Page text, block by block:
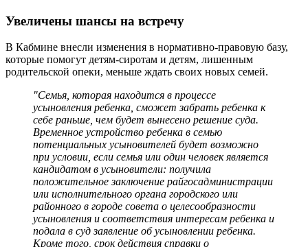
Увеличены шансы на встречу
В Кабмине внесли изменения в нормативно-правовую базу,
которые помогут детям-сиротам и детям, лишенным
родительской опеки, меньше ждать своих новых семей.
"Семья, которая находится в процессе
усыновления ребенка, сможет забрать ребенка к
себе раньше, чем будет вынесено решение суда.
Временное устройство ребенка в семью
потенциальных усыновителей будет возможно
при условии, если семья или один человек является
кандидатом в усыновители: получила
положительное заключение райгосадминистрации
или исполнительного органа городского или
районного в городе совета о целесообразности
усыновления и соответствия интересам ребенка и
подала в суд заявление об усыновлении ребенка.
Кроме того, срок действия справки о